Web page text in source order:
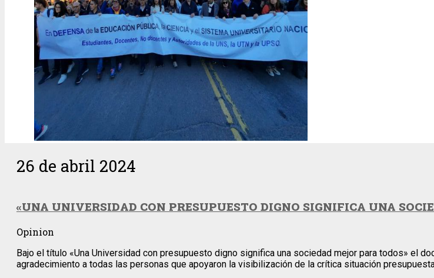
26 de abril 2024
«UNA UNIVERSIDAD CON PRESUPUESTO DIGNO SIGNIFICA UNA
Opinion
Bajo el título «Una Universidad con presupuesto digno significa una sociedad mejor para todos» el
agradecimiento a todas las personas que apoyaron la visibilización de la crítica situación